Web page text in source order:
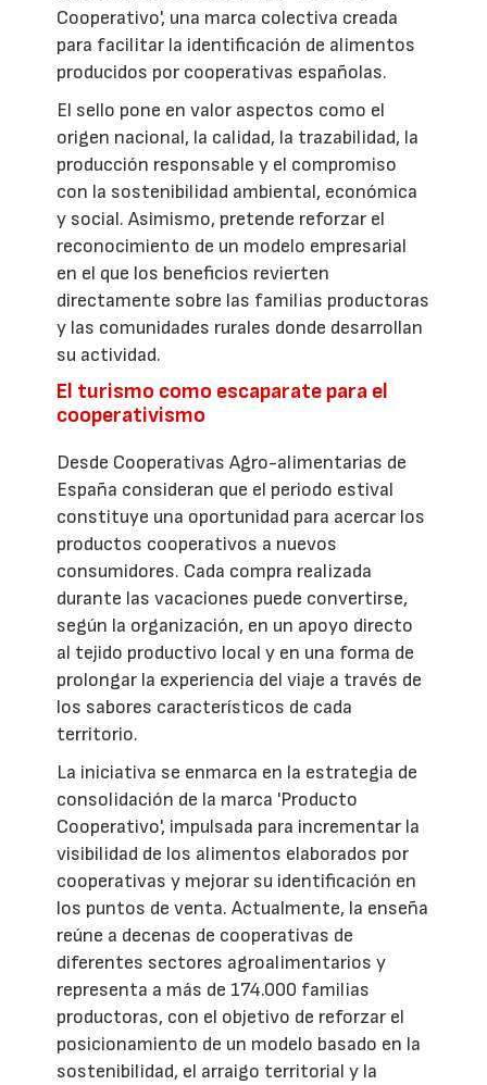
Cooperativo', una marca colectiva creada
para facilitar la identificación de alimentos
producidos por cooperativas españolas.
El sello pone en valor aspectos como el
origen nacional, la calidad, la trazabilidad, la
producción responsable y el compromiso
con la sostenibilidad ambiental, económica
y social. Asimismo, pretende reforzar el
reconocimiento de un modelo empresarial
en el que los beneficios revierten
directamente sobre las familias productoras
y las comunidades rurales donde desarrollan
su actividad.
El turismo como escaparate para el
cooperativismo
Desde Cooperativas Agro-alimentarias de
España consideran que el periodo estival
constituye una oportunidad para acercar los
productos cooperativos a nuevos
consumidores. Cada compra realizada
durante las vacaciones puede convertirse,
según la organización, en un apoyo directo
al tejido productivo local y en una forma de
prolongar la experiencia del viaje a través de
los sabores característicos de cada
territorio.
La iniciativa se enmarca en la estrategia de
consolidación de la marca 'Producto
Cooperativo', impulsada para incrementar la
visibilidad de los alimentos elaborados por
cooperativas y mejorar su identificación en
los puntos de venta. Actualmente, la enseña
reúne a decenas de cooperativas de
diferentes sectores agroalimentarios y
representa a más de 174.000 familias
productoras, con el objetivo de reforzar el
posicionamiento de un modelo basado en la
sostenibilidad, el arraigo territorial y la